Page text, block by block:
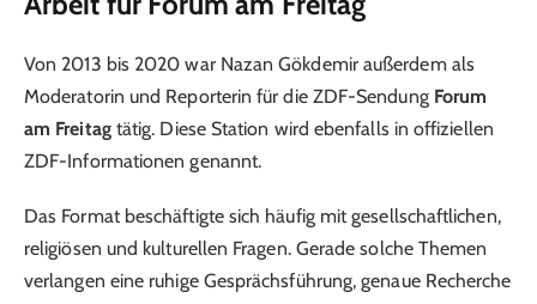
Von 2013 bis 2020 war Nazan Gökdemir außerdem als
Moderatorin und Reporterin für die ZDF-Sendung Forum
am Freitagtätig. Diese Station wird ebenfalls in offiziellen
ZDF-Informationen genannt.
Das Format beschäftigte sich häufig mit gesellschaftlichen,
religiösen und kulturellen Fragen. Gerade solche Themen
verlangen eine ruhige Gesprächsführung, genaue Recherche